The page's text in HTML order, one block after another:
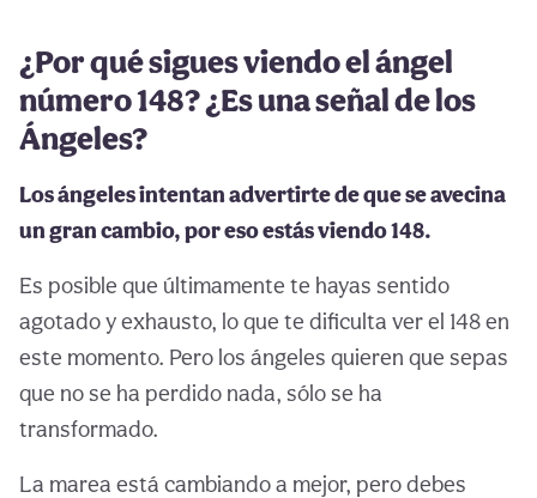
¿Por qué sigues viendo el ángel
número 148? ¿Es una señal de los
Ángeles?
Los ángeles intentan advertirte de que se avecina
un gran cambio, por eso estás viendo 148.
Es posible que últimamente te hayas sentido
agotado y exhausto, lo que te dificulta ver el 148 en
este momento. Pero los ángeles quieren que sepas
que no se ha perdido nada, sólo se ha
transformado.
La marea está cambiando a mejor, pero debes